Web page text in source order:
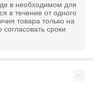
в необходимом для
в течение от одного
товара только на
сроки